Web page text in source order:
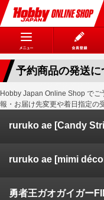
予約商品の発送に
Hobby Japan Online Shop で
報・お届け先変更や着日指定の
ruruko ae [Candy
ruruko ae [mimi
勇者王ガオガイガー